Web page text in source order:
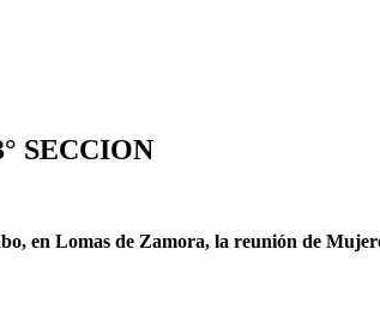
SECCION
en Lomas de Zamora, la reunión de